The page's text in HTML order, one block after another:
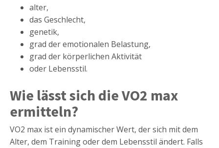
alter,
das Geschlecht,
genetik,
grad der emotionalen Belastung,
grad der körperlichen Aktivität
oder Lebensstil.
Wie lässt sich die VO2 max
ermitteln?
VO2 max ist ein dynamischer Wert, der sich mit dem
Alter, dem Training oder dem Lebensstil ändert. Falls